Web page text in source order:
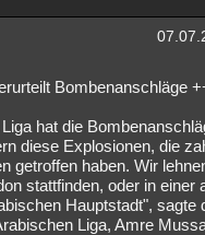
Bombenanschläge
hat die
diese Explosionen, die
getroffen haben. Wir
stattfinden, oder in einer
Hauptstadt", sagte
Liga, Amre